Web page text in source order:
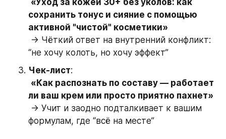
сохранить тонус и сияние с помощью
активной "чистой" косметики»
“не хочу колоть, но хочу эффект”
Чек-лист:
«Как распознать по составу — работает
ли ваш крем или просто приятно пахнет»
формулам, где “всё на месте”